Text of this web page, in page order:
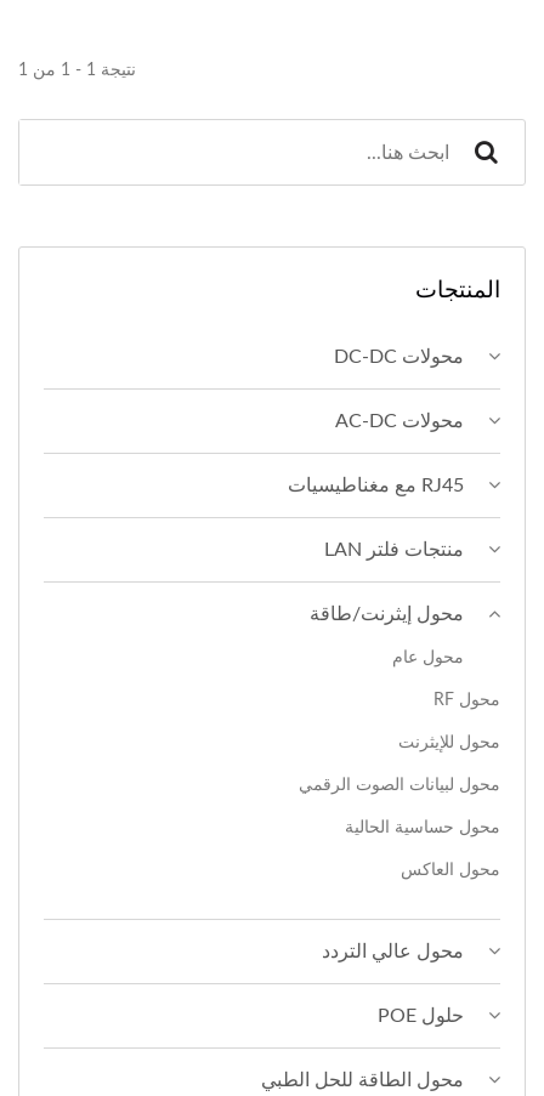
نتيجة 1 - 1 من 1
المنتجات
محولات DC-DC
محولات AC-DC
RJ45 مع مغناطيسيات
منتجات فلتر LAN
محول إيثرنت/طاقة
محول عام
محول RF
محول للإيثرنت
محول لبيانات الصوت الرقمي
محول حساسية الحالية
محول العاكس
محول عالي التردد
حلول POE
محول الطاقة للحل الطبي